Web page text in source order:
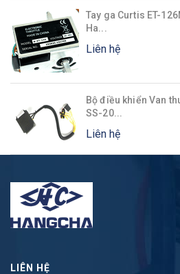
Tay ga Curtis ET-
Ha...
Liên hệ
Bộ điều khiển Van
SS-20...
Liên hệ
LIÊN HỆ